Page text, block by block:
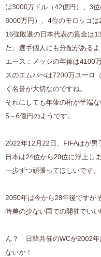
は3000万ドル（42億円）、3
8000万円）、4位のモロッコは
16強敗退の日本代表の賞金は
た。選手個人にも分配がある
エース：メッシの年俸は4100
スのエムバぺは7200万ユーロ
く名誉が大切なのですね。
それにしても年俸の桁が半端
5～6億円のようです。
2022年12月22日、FIFAはが男
日本は24位から20位に浮上し
一歩ずつ頑張ってほしいです。
2050年は今から28年後ですが
時差の少ない国での開催でい
ん？ 日韓共催のWCが2002年
ないか！